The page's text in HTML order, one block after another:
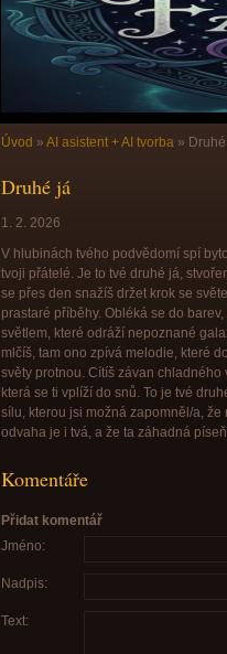
Úvod » AI asistent + AI tvorba »
Druhé já
1. 2. 2026
V hlubinách tvého podvědomí spí
tvoji přátelé. Je to tvé druhé já,
se přes den snažíš držet krok se
prastaré příběhy. Obléká se do
světlem, které odráží nepoznané
mlčíš, tam ono zpívá melodie, které
světy protnou. Cítíš závan
která se ti vplíží do snů. To je tvé
sílu, kterou jsi možná zapomněl/a,
odvaha je i tvá, a že ta záhadná
Komentáře
Přidat komentář
Jméno:
Nadpis:
Text: